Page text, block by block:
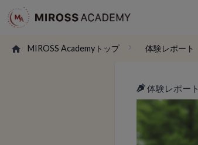
MIROSS Academyトップ 体験レポート
体験レポート